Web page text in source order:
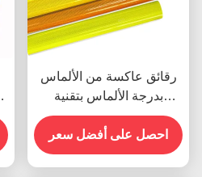
رقائق عاكسة من الألماس
بدرجة الألماس بتقنية
المنشور الكامل مع عمر أداء
10 سنوات لسلامة الطرقاحصل على أفضل سعر